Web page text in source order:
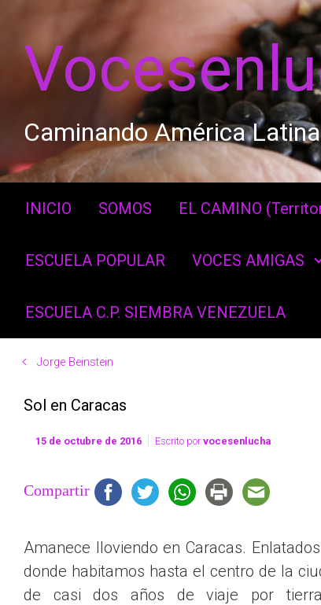
Caminando América
INICIO SOMOS EL CAMINO
ESCUELA POPULAR VOCES AMIGAS
ESCUELA C.P. SIEMBRA VENEZUELA
Jorge Beinstein
Sol en Caracas
15 de octubre de 2016 Escrito porvocesenlucha
Compartir
Amanece lloviendo en Caracas.
donde habitamos hasta el centro de la
de casi dos años de viaje por